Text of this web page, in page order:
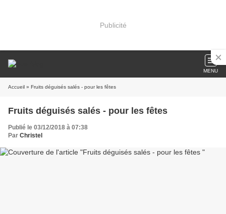
Publicité
MENU
Accueil » Fruits déguisés salés - pour les fêtes
Fruits déguisés salés - pour les fêtes
Publié le 03/12/2018 à 07:38
Par Christel